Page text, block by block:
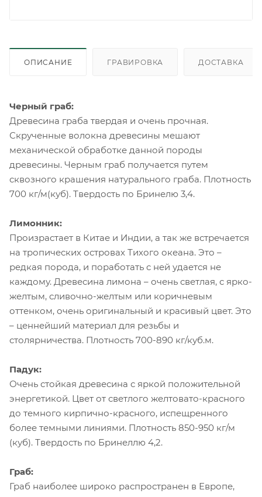
ОПИСАНИЕ ГРАВИРОВКА ДОСТАВКА
Черный граб:
Древесина граба твердая и очень прочная.
Скрученные волокна древесины мешают
механической обработке данной породы
древесины. Черным граб получается путем
сквозного крашения натурального граба. Плотность
700 кг/м(куб). Твердость по Бринелю 3,4.
Лимонник:
Произрастает в Китае и Индии, а так же встречается
на тропических островах Тихого океана. Это –
редкая порода, и поработать с ней удается не
каждому. Древесина лимона – очень светлая, с ярко-
желтым, сливочно-желтым или коричневым
оттенком, очень оригинальный и красивый цвет. Это
– ценнейший материал для резьбы и
столярничества. Плотность 700-890 кг/куб.м.
Падук:
Очень стойкая древесина с яркой положительной
энергетикой. Цвет от светлого желтовато-красного
до темного кирпично-красного, испещренного
более темными линиями. Плотность 850-950 кг/м
(куб). Твердость по Бринеллю 4,2.
Граб:
Граб наиболее широко распространен в Европе,